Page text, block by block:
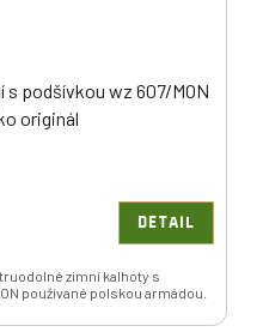
podšívkou wz 607/MON
originál
DETAIL
zimní kalhoty s
používané polskou armádou.